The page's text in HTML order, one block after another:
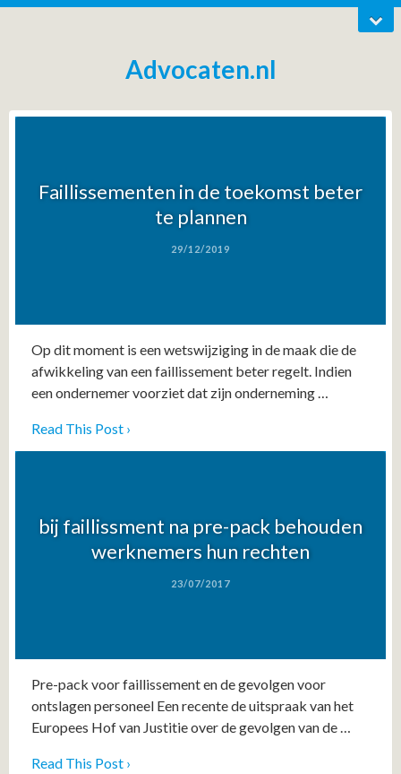
Advocaten.nl
Faillissementen in de toekomst beter
te plannen
29/12/2019
Op dit moment is een wetswijziging in de maak die de
afwikkeling van een faillissement beter regelt. Indien
een ondernemer voorziet dat zijn onderneming …
Read This Post ›
bij faillissment na pre-pack behouden
werknemers hun rechten
23/07/2017
Pre-pack voor faillissement en de gevolgen voor
ontslagen personeel Een recente de uitspraak van het
Europees Hof van Justitie over de gevolgen van de …
Read This Post ›